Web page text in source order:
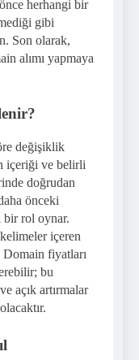
herhangi bir
gibi
Son olarak,
alımı yapmaya
değişiklik
içeriği ve belirli
doğrudan
önceki
bir rol oynar.
içeren
Domain fiyatları
bu
açık artırmalar